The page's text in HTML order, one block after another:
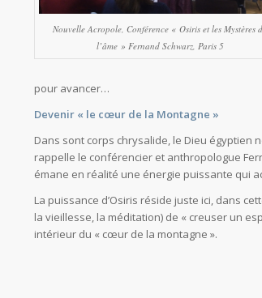
Nouvelle Acropole, Conférence « Osiris et les Mystères
l’âme » Fernand Schwarz, Paris 5
pour avancer…
Devenir « le cœur de la Montagne »
Dans sont corps chrysalide, le Dieu égyptien
rappelle le conférencier et anthropologue
émane en réalité une énergie puissante qui
La puissance d’Osiris réside juste ici, dans
la vieillesse, la méditation) de « creuser un
intérieur du « cœur de la montagne ».